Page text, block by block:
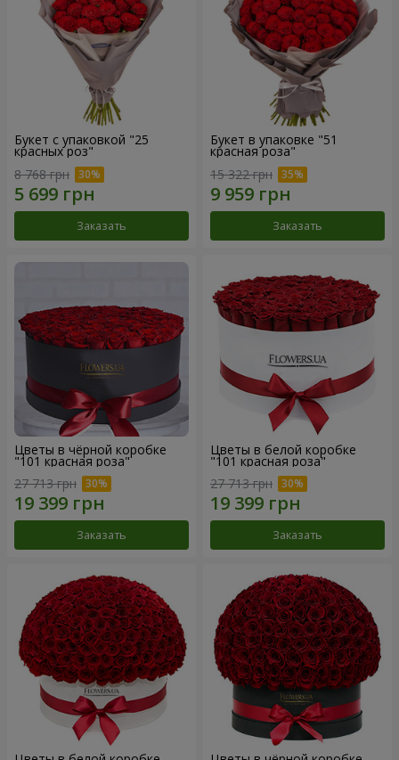
Букет с упаковкой "25
красных роз"
8 768 грн
Заказать
Букет в упаковке "51
красная роза"
15 322 грн
Заказать
Цветы в чёрной коробке
"101 красная роза"
27 713 грн
Заказать
Цветы в белой коробке
"101 красная роза"
27 713 грн
Заказать